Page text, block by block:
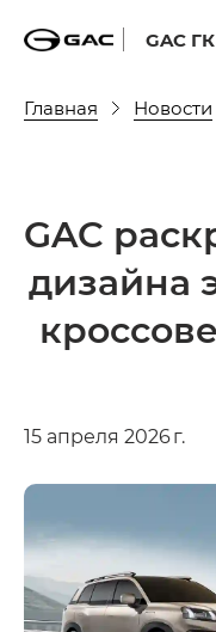
GAC
Главная Новости
GAC
дизайна
15 апреля 2026 г.